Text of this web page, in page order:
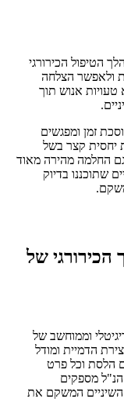
הטיפול הכירורגי
ולאפשר הצלחה
אנוש תוך
זמן ומפגשים
יחסית קצר בשל
החלמה מהירה מאוד
שתוכננו בדיוק
הכירורגי של
וממוחשב של
הדמיית ומודל
הלסת וכל פרט
הנ"ל מספקים
השיניים המשקם את